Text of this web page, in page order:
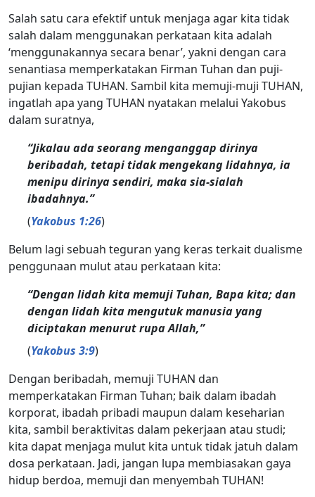
Salah satu cara efektif untuk menjaga agar kita tidak
salah dalam menggunakan perkataan kita adalah
‘menggunakannya secara benar’, yakni dengan cara
senantiasa memperkatakan Firman Tuhan dan puji-
pujian kepada TUHAN. Sambil kita memuji-muji TUHAN,
ingatlah apa yang TUHAN nyatakan melalui Yakobus
dalam suratnya,
“Jikalau ada seorang menganggap dirinya
beribadah, tetapi tidak mengekang lidahnya, ia
menipu dirinya sendiri, maka sia-sialah
ibadahnya.”
(Yakobus 1:26)
Belum lagi sebuah teguran yang keras terkait dualisme
penggunaan mulut atau perkataan kita:
“Dengan lidah kita memuji Tuhan, Bapa kita; dan
dengan lidah kita mengutuk manusia yang
diciptakan menurut rupa Allah,”
(Yakobus 3:9)
Dengan beribadah, memuji TUHAN dan
memperkatakan Firman Tuhan; baik dalam ibadah
korporat, ibadah pribadi maupun dalam keseharian
kita, sambil beraktivitas dalam pekerjaan atau studi;
kita dapat menjaga mulut kita untuk tidak jatuh dalam
dosa perkataan. Jadi, jangan lupa membiasakan gaya
hidup berdoa, memuji dan menyembah TUHAN!